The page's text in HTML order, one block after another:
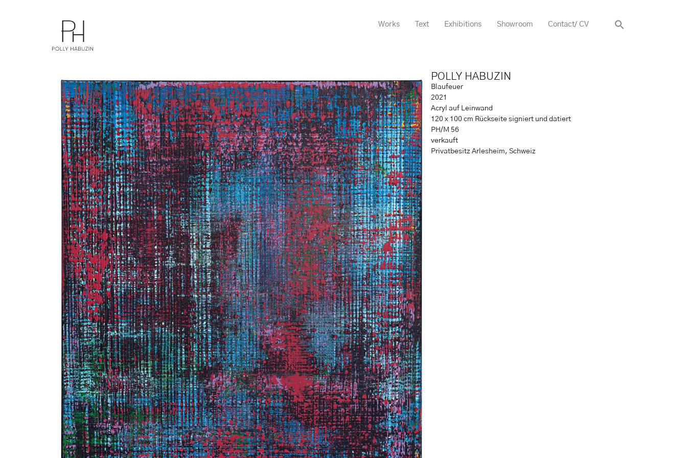
Works Text Exhibitions Showroom Contact/ CV
POLLY HABUZIN
Blaufeuer
2021
Acryl auf Leinwand
120 x 100 cm Rückseite signiert und datiert
PH/M 56
verkauft
Privatbesitz Arlesheim, Schweiz